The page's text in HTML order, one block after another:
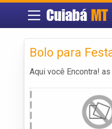
Cuiabá MT
Bolo para
Aqui você Encontra!